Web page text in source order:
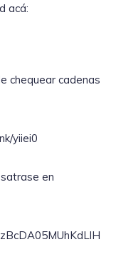
acá:
chequear cadenas
yiiei0
en